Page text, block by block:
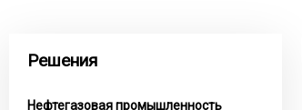
Решения
Нефтегазовая промышленность